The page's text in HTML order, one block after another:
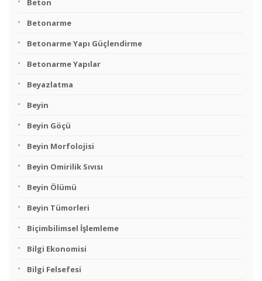
Beton
Betonarme
Betonarme Yapı Güçlendirme
Betonarme Yapılar
Beyazlatma
Beyin
Beyin Göçü
Beyin Morfolojisi
Beyin Omirilik Sıvısı
Beyin Ölümü
Beyin Tümorleri
Biçimbilimsel İşlemleme
Bilgi Ekonomisi
Bilgi Felsefesi